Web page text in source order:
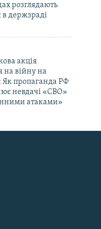
розглядають
держзраді
акція
на війну на
пропаганда РФ
невдачі «СВО»
атаками»